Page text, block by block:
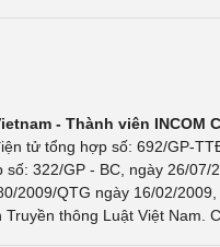
- Thành viên INCOM
tử tổng hợp số: 692/GP-
322/GP - BC, ngày 26/
2009/QTG ngày 16/02/
thông Luật Việt Nam.